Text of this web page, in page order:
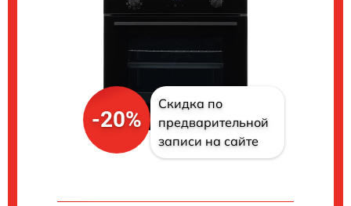
-20%
Скидка по
предварительной
записи на сайте